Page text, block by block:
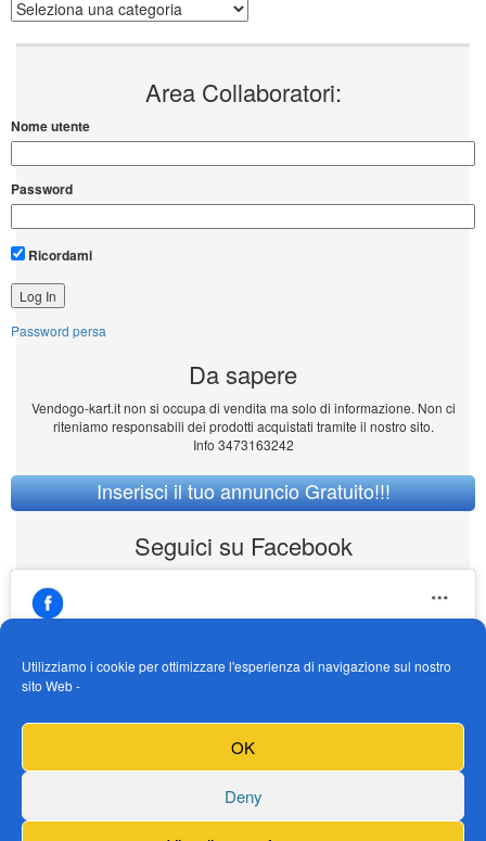
Utilizziamo i cookie per ottimizzare l'esperienza di navigazione sul nostro
sito Web -
OK
Deny
Area Collaboratori:
Nome utente
Password
Ricordami
Password persa
Da sapere
Vendogo-kart.it non si occupa di vendita ma solo di informazione. Non ci
riteniamo responsabili dei prodotti acquistati tramite il nostro sito.
Info 3473163242
Inserisci il tuo annuncio Gratuito!!!
Seguici su Facebook
https://www.facebook.com/Vendogokartit/
Fai clic per accettare i cookie marketing e
abilitare questo contenuto